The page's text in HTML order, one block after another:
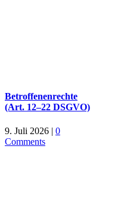
Betroffenenrechte
(Art. 12–22 DSGVO)
9. Juli 2026 | 0
Comments